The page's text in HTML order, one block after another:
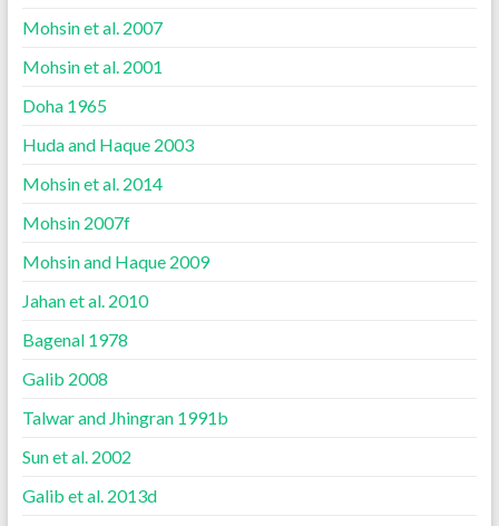
Mohsin et al. 2007
Mohsin et al. 2001
Doha 1965
Huda and Haque 2003
Mohsin et al. 2014
Mohsin 2007f
Mohsin and Haque 2009
Jahan et al. 2010
Bagenal 1978
Galib 2008
Talwar and Jhingran 1991b
Sun et al. 2002
Galib et al. 2013d